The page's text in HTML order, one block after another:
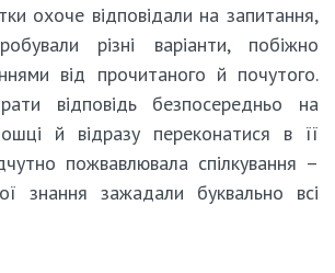
охоче відповідали на запитання,
різні варіанти, побіжно
від прочитаного й почутого.
відповідь безпосередньо на
й відразу переконатися в її
пожвавлювала спілкування –
знання зажадали буквально всі